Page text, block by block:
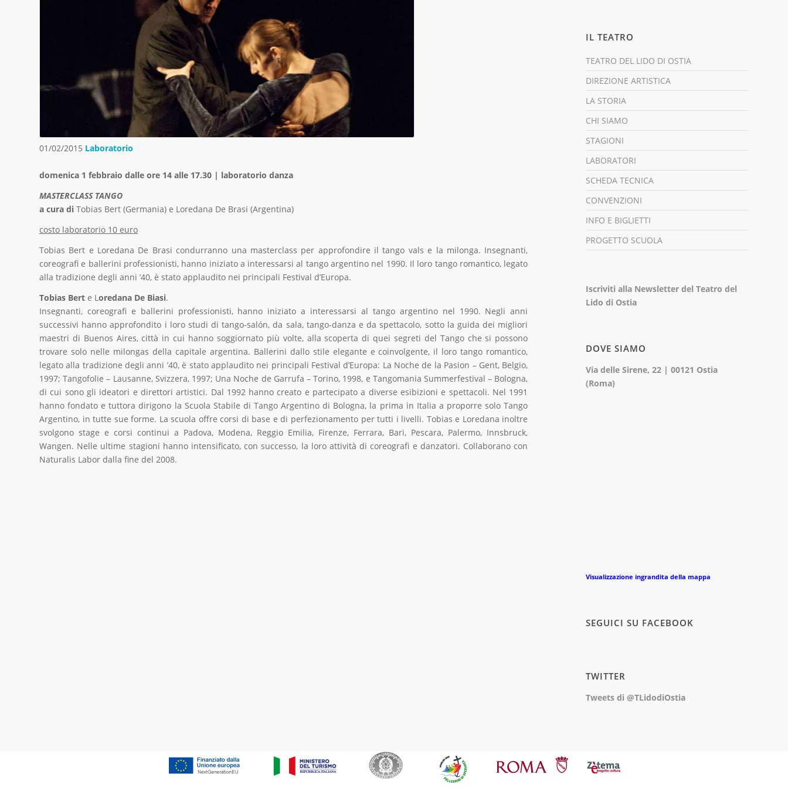
01/02/2015 Laboratorio
domenica 1 febbraio dalle ore 14 alle 17.30 | laboratorio danza
MASTERCLASS TANGO
a cura di Tobias Bert (Germania) e Loredana De Brasi (Argentina)
costo laboratorio 10 euro
Tobias Bert e Loredana De Brasi condurranno una masterclass per approfondire il tango vals e la milonga. Insegnanti,
coreografi e ballerini professionisti, hanno iniziato a interessarsi al tango argentino nel 1990. Il loro tango romantico, legato
alla tradizione degli anni ’40, è stato applaudito nei principali Festival d’Europa.
Tobias Bert e L oredana De Biasi.
Insegnanti, coreografi e ballerini professionisti, hanno iniziato a interessarsi al tango argentino nel 1990. Negli anni
successivi hanno approfondito i loro studi di tango-salón, da sala, tango-danza e da spettacolo, sotto la guida dei migliori
maestri di Buenos Aires, città in cui hanno soggiornato più volte, alla scoperta di quei segreti del Tango che si possono
trovare solo nelle milongas della capitale argentina. Ballerini dallo stile elegante e coinvolgente, il loro tango romantico,
legato alla tradizione degli anni ’40, è stato applaudito nei principali Festival d’Europa: La Noche de la Pasion – Gent, Belgio,
1997; Tangofolie – Lausanne, Svizzera, 1997; Una Noche de Garrufa – Torino, 1998, e Tangomania Summerfestival – Bologna,
di cui sono gli ideatori e direttori artistici. Dal 1992 hanno creato e partecipato a diverse esibizioni e spettacoli. Nel 1991
hanno fondato e tuttora dirigono la Scuola Stabile di Tango Argentino di Bologna, la prima in Italia a proporre solo Tango
Argentino, in tutte sue forme. La scuola offre corsi di base e di perfezionamento per tutti i livelli. Tobias e Loredana inoltre
svolgono stage e corsi continui a Padova, Modena, Reggio Emilia, Firenze, Ferrara, Bari, Pescara, Palermo, Innsbruck,
Wangen. Nelle ultime stagioni hanno intensificato, con successo, la loro attività di coreografi e danzatori. Collaborano con
Naturalis Labor dalla fine del 2008.
IL TEATRO
TEATRO DEL LIDO DI OSTIA
DIREZIONE ARTISTICA
LA STORIA
CHI SIAMO
STAGIONI
LABORATORI
SCHEDA TECNICA
CONVENZIONI
INFO E BIGLIETTI
PROGETTO SCUOLA
Iscriviti alla Newsletter del Teatro del
Lido di Ostia
DOVE SIAMO
Via delle Sirene, 22 | 00121 Ostia
(Roma)
Visualizzazione ingrandita della mappa
SEGUICI SU FACEBOOK
TWITTER
Tweets di @TLidodiOstia